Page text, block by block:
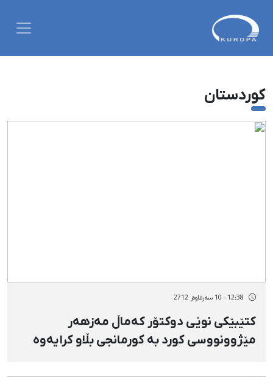
کوردستان
12:38 - 10 سەرماوەز 2712
كتێبێكی نوێی دوكتۆر كەماڵ مەزهەر
مێژوونووسی كورد بە كورمانجی بڵاو كرایەوە